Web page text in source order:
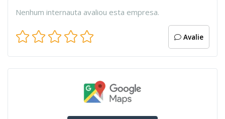
Nenhum internauta avaliou esta empresa.
Avalie